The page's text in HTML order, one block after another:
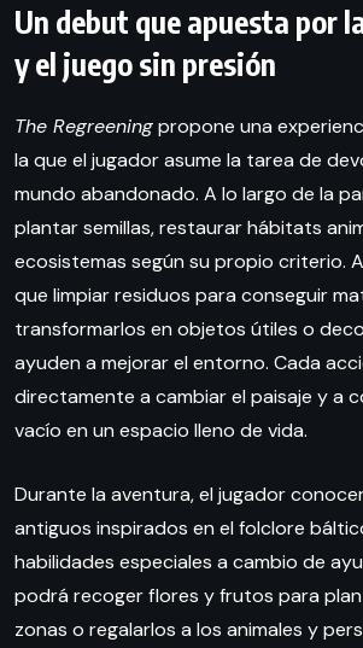
Un debut que apuesta por
y el juego sin presión
The Regreeningpropone una
la que el jugador asume la tarea de
mundo abandonado. A lo largo de la
plantar semillas, restaurar hábitats
ecosistemas según su propio criterio.
que limpiar residuos para conseguir
transformarlos en objetos útiles o
ayuden a mejorar el entorno. Cada
directamente a cambiar el paisaje y a
vacío en un espacio lleno de vida.
Durante la aventura, el jugador
antiguos inspirados en el folclore
habilidades especiales a cambio de
podrá recoger flores y frutos para
zonas o regalarlos a los animales y